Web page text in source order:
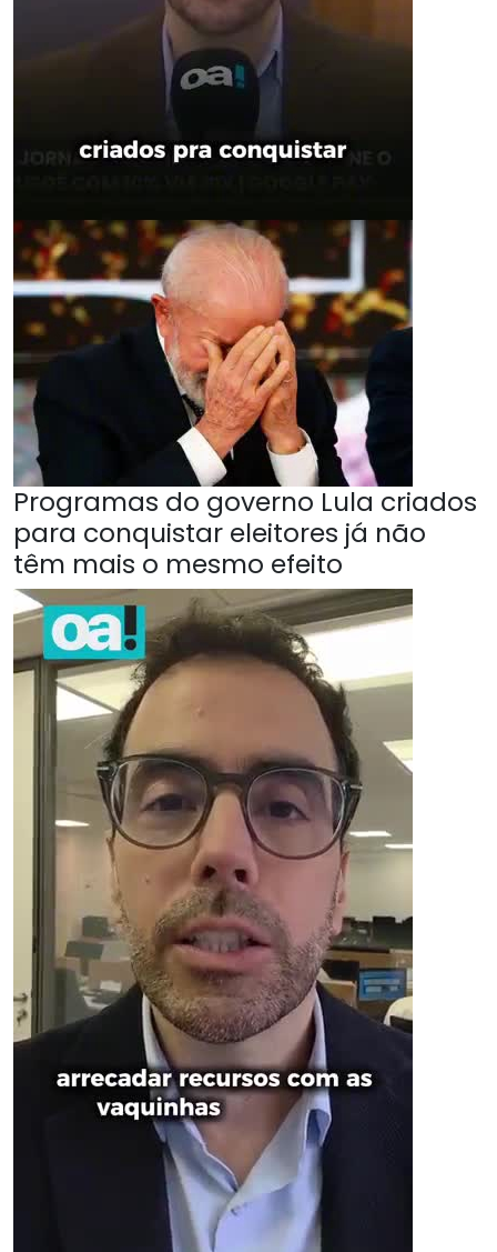
Programas do governo Lula criados
para conquistar eleitores já não
têm mais o mesmo efeito